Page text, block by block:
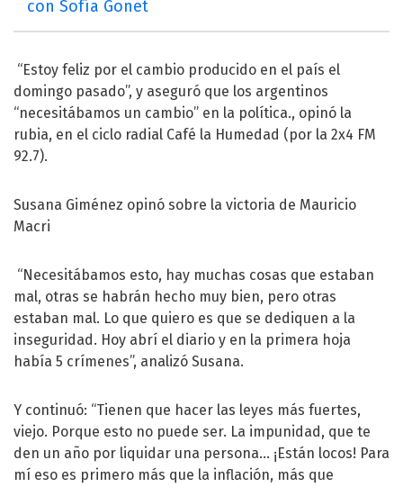
con Sofía Gonet
“Estoy feliz por el cambio producido en el país el
domingo pasado”, y aseguró que los argentinos
“necesitábamos un cambio” en la política., opinó la
rubia, en el ciclo radial Café la Humedad (por la 2x4 FM
92.7).
Susana Giménez opinó sobre la victoria de Mauricio
Macri
“Necesitábamos esto, hay muchas cosas que estaban
mal, otras se habrán hecho muy bien, pero otras
estaban mal. Lo que quiero es que se dediquen a la
inseguridad. Hoy abrí el diario y en la primera hoja
había 5 crímenes”, analizó Susana.
Y continuó: “Tienen que hacer las leyes más fuertes,
viejo. Porque esto no puede ser. La impunidad, que te
den un año por liquidar una persona… ¡Están locos! Para
mí eso es primero más que la inflación, más que